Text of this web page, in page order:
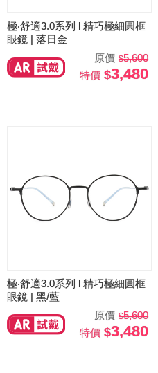
極‧舒適3.0系列 l 精巧極細圓框
眼鏡 | 落日金
原價
5,600
特價
3,480
極‧舒適3.0系列 l 精巧極細圓框
眼鏡 | 黑/藍
原價
5,600
特價
3,480